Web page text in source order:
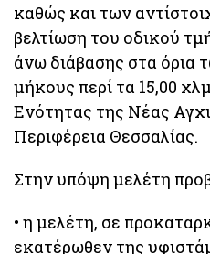
καθώς και των
βελτίωση του οδικού
άνω διάβασης στα όρια
μήκους περί τα 15,00
Ενότητας της Νέας
Περιφέρεια Θεσσαλίας.
Στην υπόψη μελέτη
• η μελέτη, σε
εκατέρωθεν της